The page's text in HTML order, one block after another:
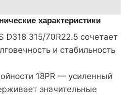
характеристики
D318 315/70R22.5 сочетает
и стабильность
18PR — усиленный
значительные